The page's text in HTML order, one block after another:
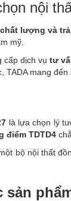
nội
chất lượng và
mỹ.
cấp dịch vụtư
TADA mang
là lựa chọn lý
điểm TDTD4
bộ nội thất